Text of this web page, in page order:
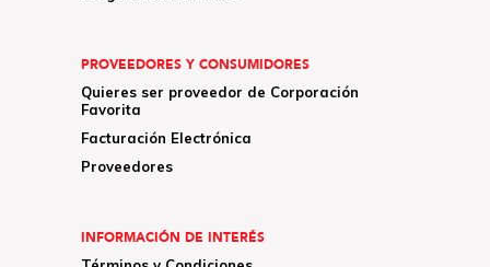
PROVEEDORES Y CONSUMIDORES
Quieres ser proveedor de Corporación
Favorita
Facturación Electrónica
Proveedores
INFORMACIÓN DE INTERÉS